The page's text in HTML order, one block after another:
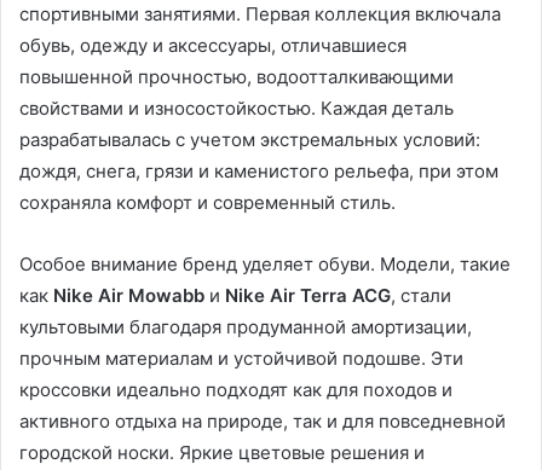
спортивными занятиями. Первая коллекция включала
обувь, одежду и аксессуары, отличавшиеся
повышенной прочностью, водоотталкивающими
свойствами и износостойкостью. Каждая деталь
разрабатывалась с учетом экстремальных условий:
дождя, снега, грязи и каменистого рельефа, при этом
сохраняла комфорт и современный стиль.
Особое внимание бренд уделяет обуви. Модели, такие
как Nike Air Mowabb и Nike Air Terra ACG, стали
культовыми благодаря продуманной амортизации,
прочным материалам и устойчивой подошве. Эти
кроссовки идеально подходят как для походов и
активного отдыха на природе, так и для повседневной
городской носки. Яркие цветовые решения и